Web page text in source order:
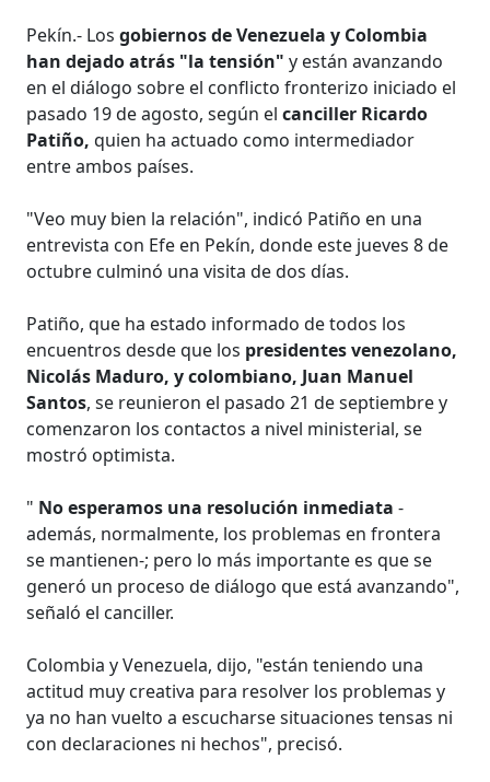
Pekín.- Losgobiernos de Venezuela y Colombia
han dejado atrás "la tensión"y están avanzando
en el diálogo sobre el conflicto fronterizo iniciado el
pasado 19 de agosto, según elcanciller Ricardo
Patiño,quien ha actuado como intermediador
entre ambos países.
"Veo muy bien la relación", indicó Patiño en una
entrevista con Efe en Pekín, donde este jueves 8 de
octubre culminó una visita de dos días.
Patiño, que ha estado informado de todos los
encuentros desde que los presidentes venezolano,
Nicolás Maduro, y colombiano, Juan Manuel
Santos, se reunieron el pasado 21 de septiembre y
comenzaron los contactos a nivel ministerial, se
mostró optimista.
" No esperamos una resolución inmediata-
además, normalmente, los problemas en frontera
se mantienen-; pero lo más importante es que se
generó un proceso de diálogo que está avanzando",
señaló el canciller.
Colombia y Venezuela, dijo, "están teniendo una
actitud muy creativa para resolver los problemas y
ya no han vuelto a escucharse situaciones tensas ni
con declaraciones ni hechos", precisó.